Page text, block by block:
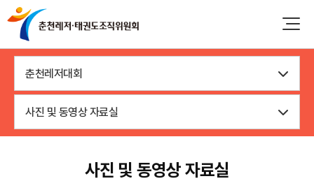
춘천레저대회
사진 및 동영상 자료실
사진 및 동영상 자료실